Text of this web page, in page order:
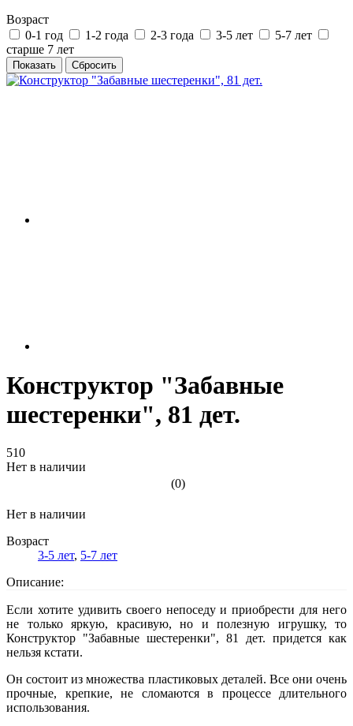
Возраст
0-1 год
1-2 года 2-3 года 3-5 лет
5-7 лет
старше 7 лет
Конструктор "Забавные
шестеренки", 81 дет.
510
Нет в наличии
(0)
Нет в наличии
Возраст
3-5 лет, 5-7 лет
Описание:
Если хотите удивить своего непоседу и приобрести для него
не только яркую, красивую, но и полезную игрушку, то
Конструктор "Забавные шестеренки", 81 дет. придется как
нельзя кстати.
Он состоит из множества пластиковых деталей. Все они очень
прочные, крепкие, не сломаются в процессе длительного
использования.